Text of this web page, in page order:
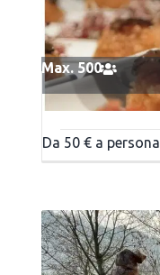
Max. 500
Da 50 € a persona